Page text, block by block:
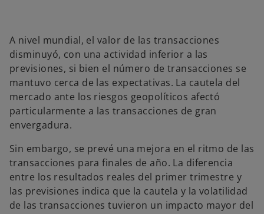
A nivel mundial, el valor de las transacciones
disminuyó, con una actividad inferior a las
previsiones, si bien el número de transacciones se
mantuvo cerca de las expectativas. La cautela del
mercado ante los riesgos geopolíticos afectó
particularmente a las transacciones de gran
envergadura.
Sin embargo, se prevé una mejora en el ritmo de las
transacciones para finales de año. La diferencia
entre los resultados reales del primer trimestre y
las previsiones indica que la cautela y la volatilidad
de las transacciones tuvieron un impacto mayor del